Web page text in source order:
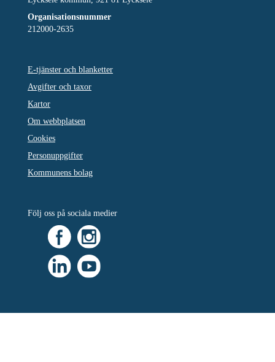
Organisationsnummer
212000-2635
E-tjänster och blanketter
Avgifter och taxor
Kartor
Om webbplatsen
Cookies
Personuppgifter
Kommunens bolag
Följ oss på sociala medier